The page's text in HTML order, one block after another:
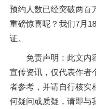
预约人数已经突破两百
重磅惊喜呢？我们7月
证。
免责声明：此文内
宣传资讯，仅代表作者
者参考，并请自行核实
何疑问或质疑，请即与